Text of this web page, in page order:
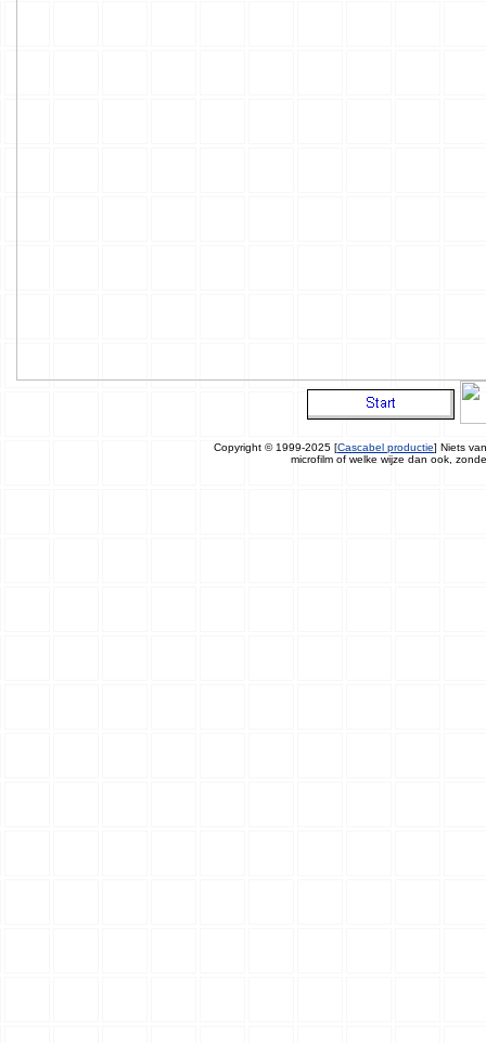
Copyright © 1999-2025 [Cascabel productie] Niets
microfilm of welke wijze dan ook,